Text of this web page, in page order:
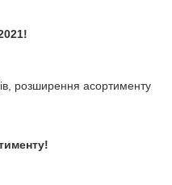
розширення асортименту